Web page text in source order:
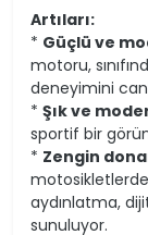
Artıları:
* Güçlü ve
motoru,
deneyimini
* Şık ve
sportif bir
* Zengin
aydınlatma,
sunuluyor.